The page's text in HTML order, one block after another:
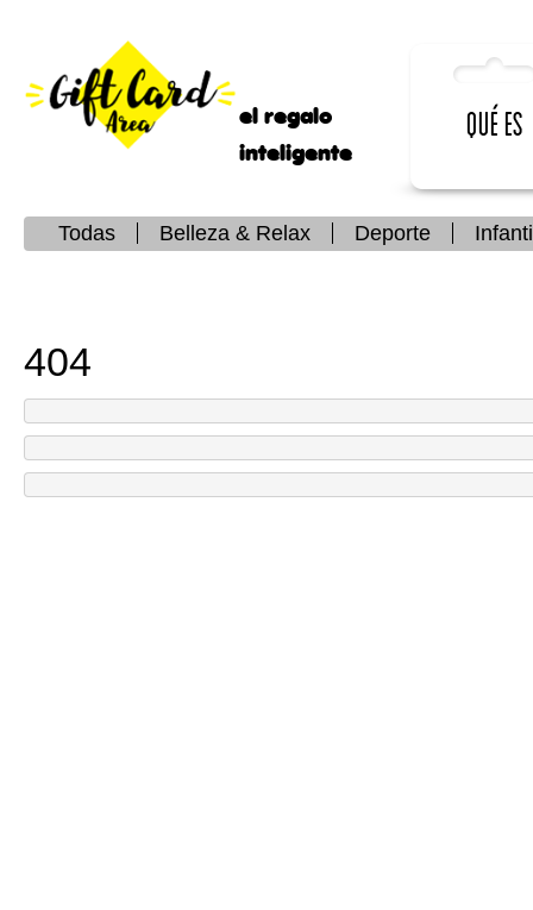
el regalo
inteligente
Qué es
Todas Belleza & Relax Deporte
404